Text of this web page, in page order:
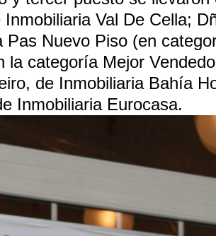
Inmobiliaria Val De Cella;
Pas Nuevo Piso (en
la categoría Mejor
de Inmobiliaria Bahía
Inmobiliaria Eurocasa.